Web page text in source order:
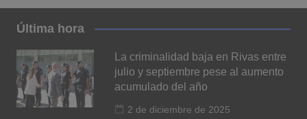
Última hora
La criminalidad baja en Rivas entre
julio y septiembre pese al aumento
acumulado del año
2 de diciembre de 2025